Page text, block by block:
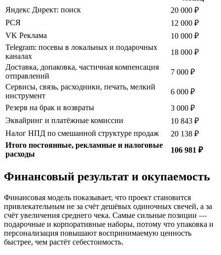
Яндекс Директ: поиск
20 000 ₽
РСЯ
12 000 ₽
VK Реклама
10 000 ₽
Telegram: посевы в локальных и подарочных
каналах
18 000 ₽
Доставка, допаковка, частичная компенсация
отправлений
7 000 ₽
Сервисы, связь, расходники, печать, мелкий
инструмент
6 000 ₽
Резерв на брак и возвраты
3 000 ₽
Эквайринг и платёжные комиссии
10 843 ₽
Налог НПД по смешанной структуре продаж
20 138 ₽
Итого постоянные, рекламные и налоговые
расходы
106 981 ₽
Финансовый результат и окупаемость
Финансовая модель показывает, что проект становится
привлекательным не за счёт дешёвых одиночных свечей, а за
счёт увеличения среднего чека. Самые сильные позиции —
подарочные и корпоративные наборы, потому что упаковка и
персонализация повышают воспринимаемую ценность
быстрее, чем растёт себестоимость.